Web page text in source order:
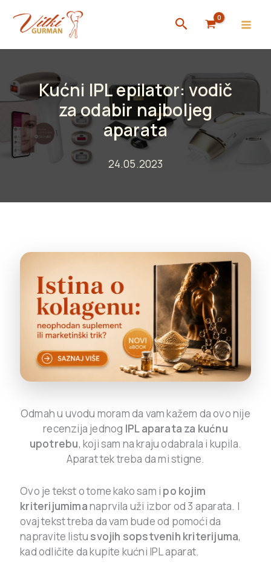
content
Search
Kućni IPL epilator: vodič
za odabir najboljeg
aparata
24.05.2023
Odmah u uvodu moram da vam kažem da ovo nije
recenzija jednog IPL aparata za kućnu
upotrebu, koji sam na kraju odabrala i kupila.
Aparat tek treba da mi stigne.
Ovo je tekst o tome kako sam i po kojim
kriterijumimanaprvila uži izbor od 3 aparata. I
ovaj tekst treba da vam bude od pomoći da
napravite listu svojih sopstvenih kriterijuma,
kad odličite da kupite kućni IPL aparat.